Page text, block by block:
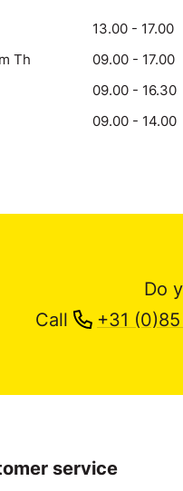
13.00 - 17.00
Th
09.00 - 17.00
09.00 - 16.30
09.00 - 14.00
Do
Call
+31
service